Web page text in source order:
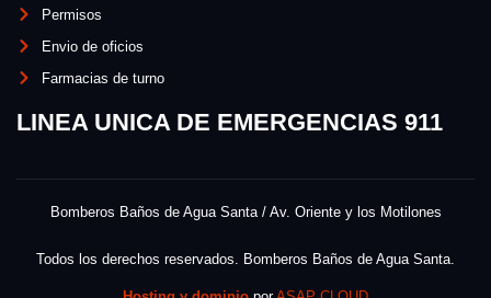
Permisos
Envio de oficios
Farmacias de turno
LINEA UNICA DE EMERGENCIAS 911
Bomberos Baños de Agua Santa / Av. Oriente y los Motilones
Todos los derechos reservados. Bomberos Baños de Agua Santa.